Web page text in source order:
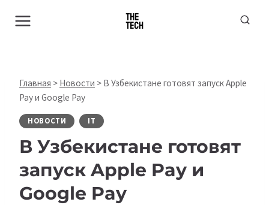
Главная > Новости > В Узбекистане готовят запуск Apple
Pay и Google Pay
НОВОСТИ IT
В Узбекистане готовят
запуск Apple Pay и
Google Pay